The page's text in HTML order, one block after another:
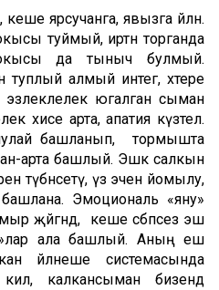
ярсучанга, явызга әйләнә.
туймый, иртән торганда
да тыныч булмый.
алмый интегә, хәтере
югалган сыман
хисе арта, апатия күзәтелә.
башланып, тормышта
арта башлый. Эшкә салкын
түбәнсетү, үз эченә йомылу,
Эмоциональ «яну»
җәйгәндә, кеше сәбәпсез эш
ала башлый. Аның еш
әйләнеше системасында
калкансыман бизендә